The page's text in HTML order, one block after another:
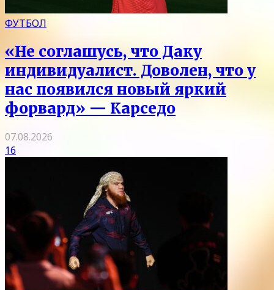
ФУТБОЛ
«Не соглашусь, что Даку
индивидуалист. Доволен, что у
нас появился новый яркий
форвард» — Карседо
07.08.2026
16